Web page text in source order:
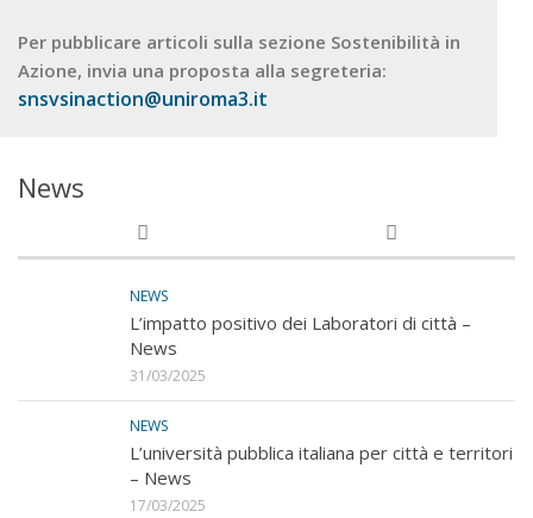
Per pubblicare articoli sulla sezione Sostenibilità in
Azione, invia una proposta alla segreteria:
snsvsinaction@uniroma3.it
News
NEWS
L’impatto positivo dei Laboratori di città –
News
31/03/2025
NEWS
L’università pubblica italiana per città e territori
– News
17/03/2025